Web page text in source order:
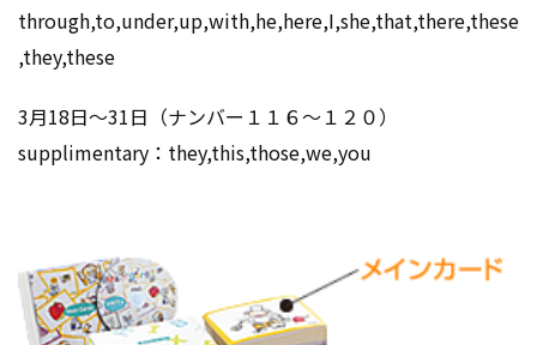
through,to,under,up,with,he,here,I,she,that,there,these
,they,these
3月18日～31日（ナンバー１１６～１２０）
supplimentary：they,this,those,we,you